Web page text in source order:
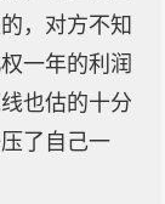
，对方不知
一年的利润
也估的十分
了自己一